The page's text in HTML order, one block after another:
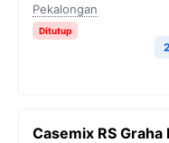
Pekalongan
Ditutup
Casemix RS Graha